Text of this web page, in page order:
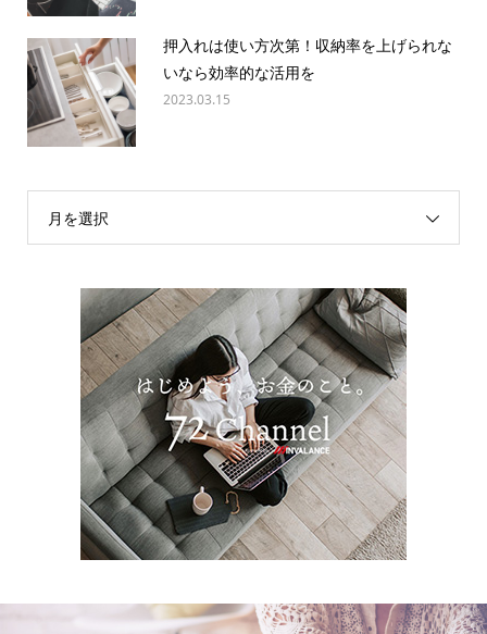
押入れは使い方次第！収納率を上げられな
いなら効率的な活用を
2023.03.15
月を選択